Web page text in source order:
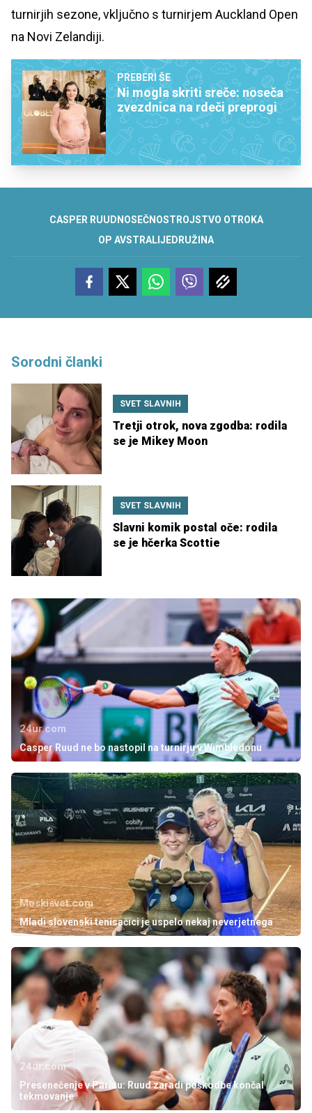
turnirjih sezone, vključno s turnirjem Auckland Open
na Novi Zelandiji.
PREBERI ŠE
Ni mogla skriti sreče: noseča
zvezdnica na rdeči preprogi
CASPER RUUD NOSEČNOST ROJSTVO OTROKA
OP AVSTRALIJEDRUŽINA
Sorodni članki
SVET SLAVNIH
Tretji otrok, nova zgodba: rodila
se je Mikey Moon
SVET SLAVNIH
Slavni komik postal oče: rodila
se je hčerka Scottie
24ur.com
Casper Ruud ne bo nastopil na turnirju v Wimbledonu
Moskisvet.com
Mladi slovenski tenisačici je uspelo nekaj neverjetnega
24ur.com
Presenečenje v Parizu: Ruud zaradi poškodbe končal
tekmovanje